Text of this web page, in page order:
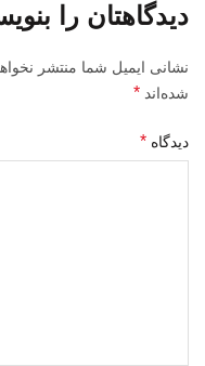
دیدگاهتان را
نشانی ایمیل شما منتشر
شده‌اند *
دیدگاه *